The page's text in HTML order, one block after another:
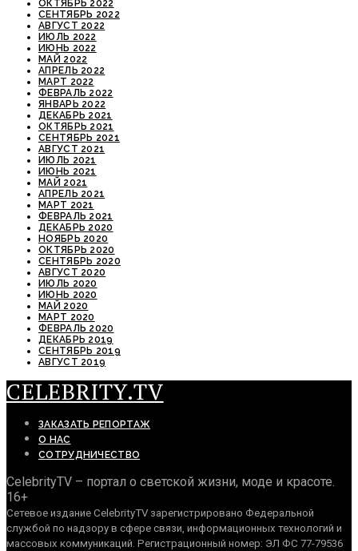
ОКТЯБРЬ 2022
СЕНТЯБРЬ 2022
АВГУСТ 2022
ИЮЛЬ 2022
ИЮНЬ 2022
МАЙ 2022
АПРЕЛЬ 2022
МАРТ 2022
ФЕВРАЛЬ 2022
ЯНВАРЬ 2022
ДЕКАБРЬ 2021
ОКТЯБРЬ 2021
СЕНТЯБРЬ 2021
АВГУСТ 2021
ИЮЛЬ 2021
ИЮНЬ 2021
МАЙ 2021
АПРЕЛЬ 2021
МАРТ 2021
ФЕВРАЛЬ 2021
ДЕКАБРЬ 2020
НОЯБРЬ 2020
ОКТЯБРЬ 2020
СЕНТЯБРЬ 2020
АВГУСТ 2020
ИЮЛЬ 2020
ИЮНЬ 2020
МАЙ 2020
МАРТ 2020
ФЕВРАЛЬ 2020
ДЕКАБРЬ 2019
СЕНТЯБРЬ 2019
АВГУСТ 2019
CELEBRITY.TV
ЗАКАЗАТЬ РЕПОРТАЖ
О НАС
СОТРУДНИЧЕСТВО
CelebrityTV – портал о светской жизни, моде и красоте.
16+
Сетевое издание CelebrityTV зарегистрировано Федеральной
службой по надзору в сфере связи, информационных технологий и
массовых коммуникаций. Регистрационный номер: ЭЛ ФС 77-79536